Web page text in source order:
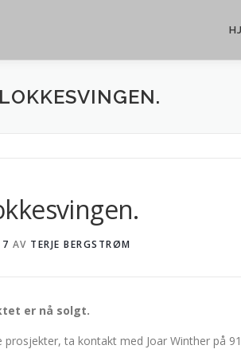
AV TERJE BERGSTRØM
er nå solgt.
ta kontakt med Joar Winther på